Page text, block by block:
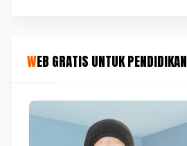
WEB GRATIS UNTUK PENDIDIKAN